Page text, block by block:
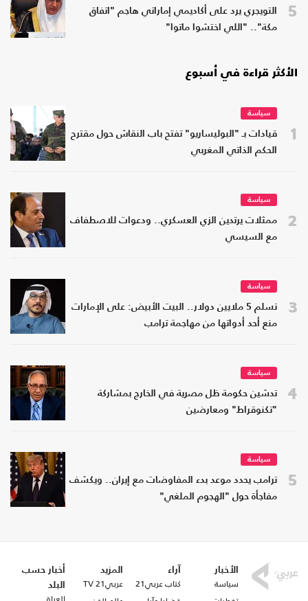
5
التويجري يرد على أكاديمي إماراتي هاجم "اتفاق
مكة".. "اللي اختشوا ماتوا"
الأكثر قراءة في أسبوع
1
سياسة
قيادات بـ "البوليساريو" تفتح باب النقاش حول مقترح
الحكم الذاتي المغربي
2
سياسة
ممثلات يرتدين الزي العسكري.. ودعوات للاصطفاف
مع السيسي
3
سياسة
تسلم 5 ملايين دولار.. البيت الأبيض: على الإمارات
منع أحد أدواتها من مهاجمة ترامب
4
سياسة
تدشين حكومة ظل مصرية في الخارج بمشاركة
"تكنوقراط" ومعارضين
5
سياسة
ترامب يحدد موعد بدء المفاوضات مع إيران.. ويكشف
مفاجأة حول "الهجوم الملغي"
الأخبار
سياسة
آراء
كتاب عربي21
المزيد
عربي21 TV
أخبار حسب
البلد